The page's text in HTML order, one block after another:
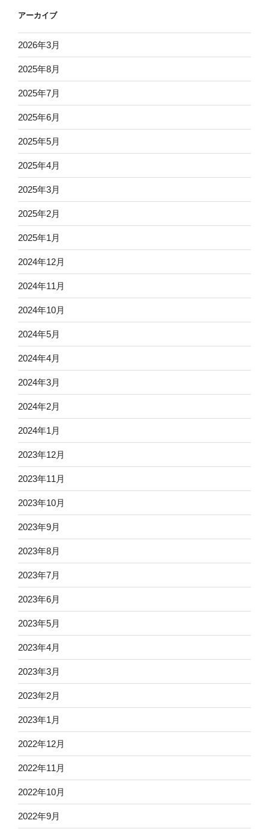
アーカイブ
2026年3月
2025年8月
2025年7月
2025年6月
2025年5月
2025年4月
2025年3月
2025年2月
2025年1月
2024年12月
2024年11月
2024年10月
2024年5月
2024年4月
2024年3月
2024年2月
2024年1月
2023年12月
2023年11月
2023年10月
2023年9月
2023年8月
2023年7月
2023年6月
2023年5月
2023年4月
2023年3月
2023年2月
2023年1月
2022年12月
2022年11月
2022年10月
2022年9月